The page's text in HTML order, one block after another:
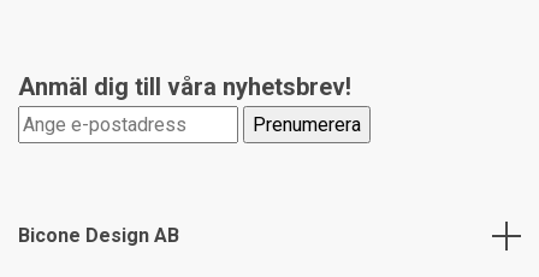
Anmäl dig till våra nyhetsbrev!
Bicone Design AB